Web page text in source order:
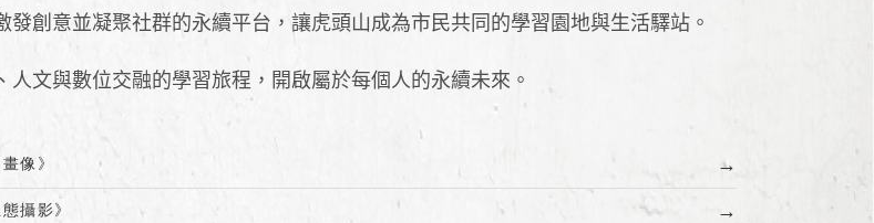
創意並凝聚社群的永續平台，讓虎頭山成為市民共同的學習園地與生活驛站。
文與數位交融的學習旅程，開啟屬於每個人的永續未來。
像》 →
攝影》 →